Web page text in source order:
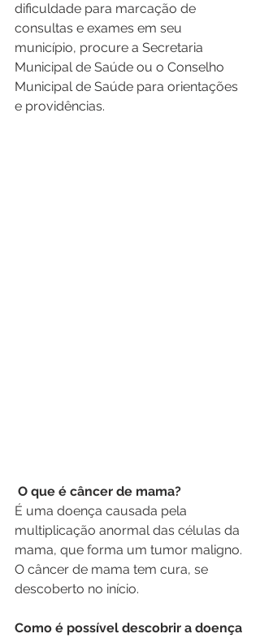
dificuldade para marcação de
consultas e exames em seu
município, procure a Secretaria
Municipal de Saúde ou o Conselho
Municipal de Saúde para orientações
e providências.
O que é câncer de mama?
É uma doença causada pela
multiplicação anormal das células da
mama, que forma um tumor maligno.
O câncer de mama tem cura, se
descoberto no início.
Como é possível descobrir a doença